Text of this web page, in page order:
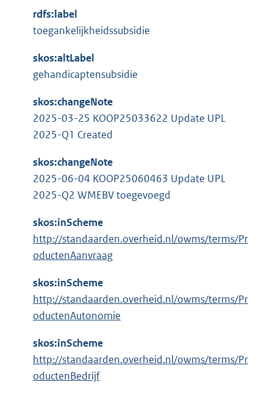
n
k
e
i
n
:
rdfs:label
toegankelijkheidssubsidie
skos:altLabel
gehandicaptensubsidie
skos:changeNote
2025-03-25 KOOP25033622 Update UPL
2025-Q1 Created
skos:changeNote
2025-06-04 KOOP25060463 Update UPL
2025-Q2 WMEBV toegevoegd
skos:inScheme
http://standaarden.overheid.nl/owms/terms/Pr
oductenAanvraag
skos:inScheme
http://standaarden.overheid.nl/owms/terms/Pr
oductenAutonomie
skos:inScheme
http://standaarden.overheid.nl/owms/terms/Pr
oductenBedrijf